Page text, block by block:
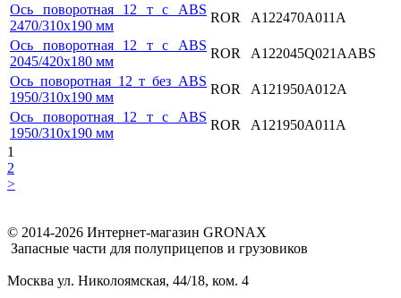
Ось поворотная 12 т с ABS
2470/310х190 мм
ROR
A122470A011A
Ось поворотная 12 т с ABS
2045/420х180 мм
ROR
A122045Q021AABS
Ось поворотная 12 т без ABS
1950/310х190 мм
ROR
A121950A012A
Ось поворотная 12 т с ABS
1950/310х190 мм
ROR
A121950A011A
1
2
>
© 2014-2026 Интернет-магазин GRONAX
Запасные части для полуприцепов и грузовиков
Москва ул. Николоямская, 44/18, ком. 4